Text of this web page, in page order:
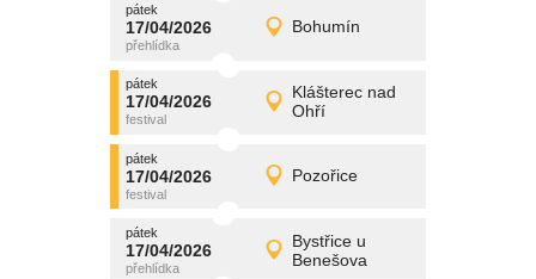
pátek
17/04/2026 Bohumín
pátek
17/04/2026 Detail
promítání
pátek
17/04/2026
Klášterec nad
Ohří
pátek
17/04/2026 Detail
promítání
pátek
17/04/2026 Pozořice
pátek
17/04/2026 Detail
promítání
pátek
17/04/2026
Bystřice u
Benešova
pátek
17/04/2026 Detail
promítání